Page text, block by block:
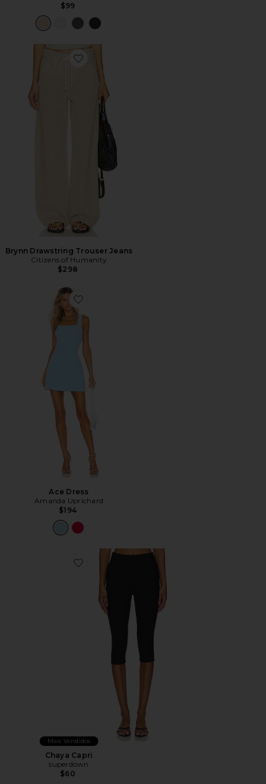
$99
Favorite Brynn Drawstring Trouser Jeans
Brynn Drawstring Trouser Jeans
Citizens of Humanity
$298
Favorite Ace Dress
Ace Dress
Amanda Uprichard
$194
Favorite Chaya Capri
Mais Vendidos
Chaya Capri
superdown
$60